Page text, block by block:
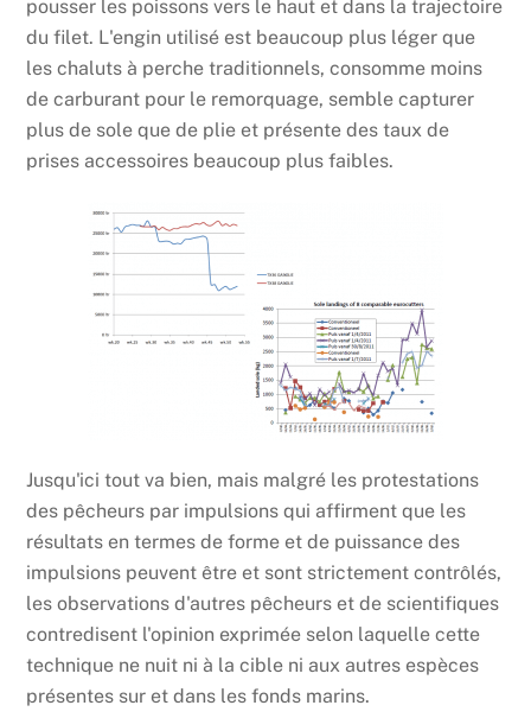
pousser les poissons vers le haut et dans la trajectoire
du filet. L'engin utilisé est beaucoup plus léger que
les chaluts à perche traditionnels, consomme moins
de carburant pour le remorquage, semble capturer
plus de sole que de plie et présente des taux de
prises accessoires beaucoup plus faibles.
Jusqu'ici tout va bien, mais malgré les protestations
des pêcheurs par impulsions qui affirment que les
résultats en termes de forme et de puissance des
impulsions peuvent être et sont strictement contrôlés,
les observations d'autres pêcheurs et de scientifiques
contredisent l'opinion exprimée selon laquelle cette
technique ne nuit ni à la cible ni aux autres espèces
présentes sur et dans les fonds marins.